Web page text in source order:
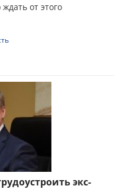
от этого
экс-